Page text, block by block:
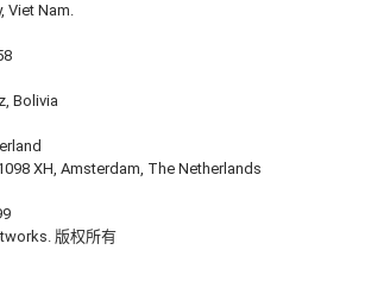
Viet Nam.
Bolivia
XH, Amsterdam, The Netherlands
版权所有